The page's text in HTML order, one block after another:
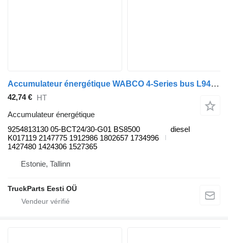
Accumulateur énergétique WABCO 4-Series bus L94 (01.96-12.06) 9254813130 pour Scania 4-series bus (1995-2006)
42,74 € HT
Accumulateur énergétique
9254813130 05-BCT24/30-G01 BS8500
K017119 2147775 1912986 1802657 1734996
1427480 1424306 1527365
diesel
Estonie, Tallinn
TruckParts Eesti OÜ